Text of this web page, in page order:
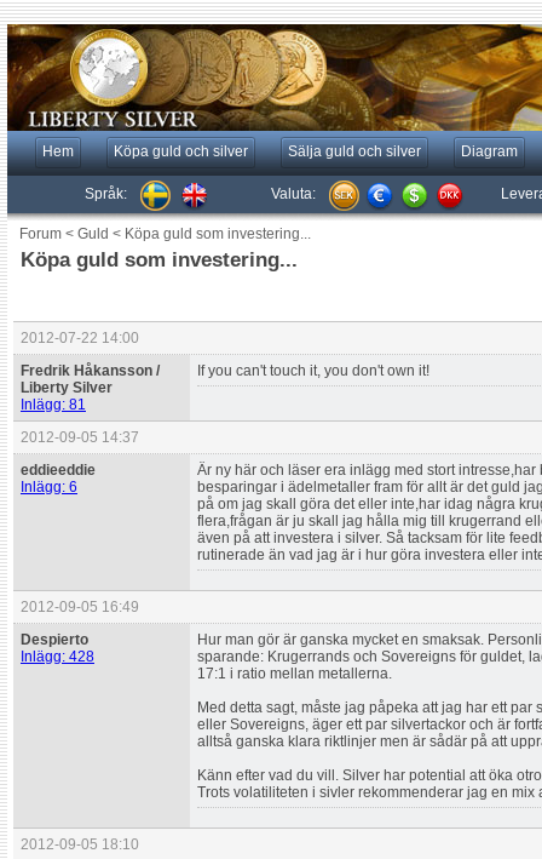
Hem Köpa guld och silver Sälja guld och silver Diagram
Språk: Valuta:
Forum < Guld < Köpa guld som investering...
Köpa guld som investering...
2012-07-22 14:00
Fredrik Håkansson /
Liberty Silver
Inlägg: 81
If you can't touch it, you don't own it!
2012-09-05 14:37
eddieeddie
Inlägg: 6
Är ny här och läser era inlägg med stort
besparingar i ädelmetaller fram för allt är det guld
på om jag skall göra det eller inte,har idag några
flera,frågan är ju skall jag hålla mig till krugerrand
även på att investera i silver. Så tacksam för lite
rutinerade än vad jag är i hur göra investera eller
2012-09-05 16:49
Despierto
Inlägg: 428
Hur man gör är ganska mycket en smaksak.
sparande: Krugerrands och Sovereigns för guldet,
17:1 i ratio mellan metallerna.
Med detta sagt, måste jag påpeka att jag har ett
eller Sovereigns, äger ett par silvertackor och är
alltså ganska klara riktlinjer men är sådär på att
Känn efter vad du vill. Silver har potential att öka
Trots volatiliteten i sivler rekommenderar jag en mix
2012-09-05 18:10